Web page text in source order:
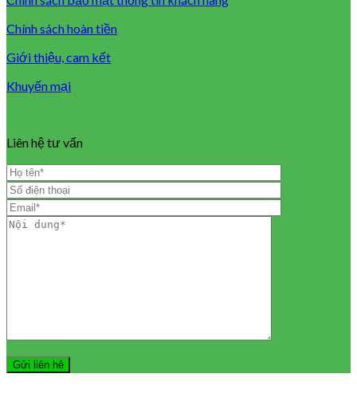
Chính sách hoàn tiền
Giới thiệu, cam kết
Khuyến mại
Liên hệ tư vấn